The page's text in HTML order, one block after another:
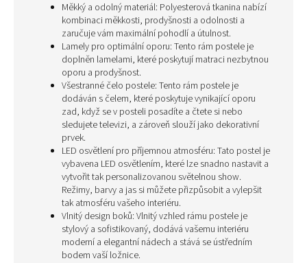
Měkký a odolný materiál: Polyesterová tkanina nabízí
kombinaci měkkosti, prodyšnosti a odolnosti a
zaručuje vám maximální pohodlí a útulnost.
Lamely pro optimální oporu: Tento rám postele je
doplněn lamelami, které poskytují matraci nezbytnou
oporu a prodyšnost.
Všestranné čelo postele: Tento rám postele je
dodáván s čelem, které poskytuje vynikající oporu
zad, když se v posteli posadíte a čtete si nebo
sledujete televizi, a zároveň slouží jako dekorativní
prvek.
LED osvětlení pro příjemnou atmosféru: Tato postel je
vybavena LED osvětlením, které lze snadno nastavit a
vytvořit tak personalizovanou světelnou show.
Režimy, barvy a jas si můžete přizpůsobit a vylepšit
tak atmosféru vašeho interiéru.
Vlnitý design boků: Vlnitý vzhled rámu postele je
stylový a sofistikovaný, dodává vašemu interiéru
moderní a elegantní nádech a stává se ústředním
bodem vaší ložnice.